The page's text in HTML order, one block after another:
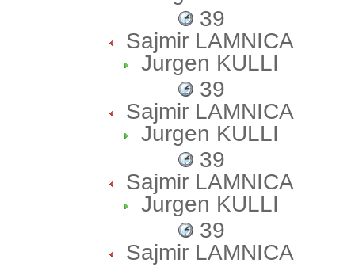
39
Sajmir LAMNICA
Jurgen KULLI
39
Sajmir LAMNICA
Jurgen KULLI
39
Sajmir LAMNICA
Jurgen KULLI
39
Sajmir LAMNICA